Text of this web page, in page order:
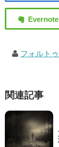
フォルト
関連記事